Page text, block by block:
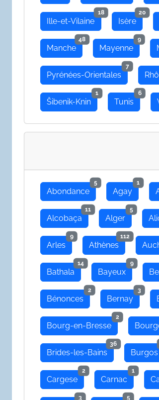
Ille-et-Vilaine
18
Isère
20
Manche
48
Mayenne
9
Pyrénées-Orientales
7
Šibenik-Knin
1
Tunis
6
Abondance
5
Agay
1
Alcobaça
11
Alger
5
Arles
9
Athènes
112
Bathala
14
Bayeux
9
Bénonces
2
Bernay
3
Bourg-en-Bresse
2
Brides-les-Bains
36
Burgos
Cargese
2
Carnac
1
3 5